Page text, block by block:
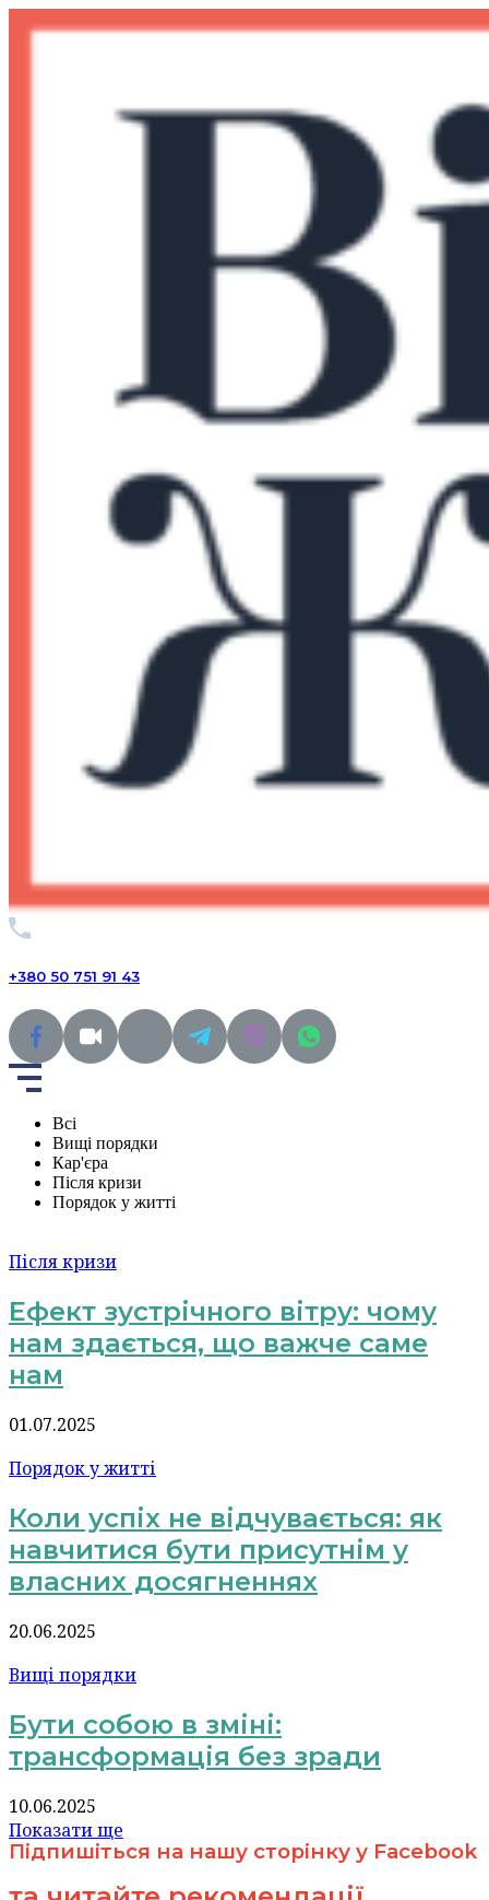
+380 50 751 91 43
Всі
Вищі порядки
Кар'єра
Після кризи
Порядок у житті
Після кризи
Ефект зустрічного вітру: чому
нам здається, що важче саме
нам
01.07.2025
Порядок у житті
Коли успіх не відчувається: як
навчитися бути присутнім у
власних досягненнях
20.06.2025
Вищі порядки
Бути собою в зміні:
трансформація без зради
10.06.2025
Показати ще
Підпишіться на нашу сторінку у Facebook